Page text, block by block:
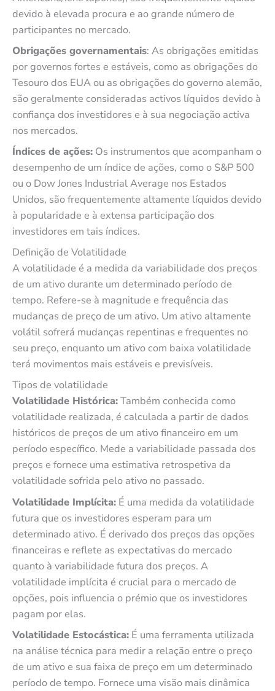
devido à elevada procura e ao grande número de
participantes no mercado.
Obrigações governamentais: As obrigações emitidas
por governos fortes e estáveis, como as obrigações do
Tesouro dos EUA ou as obrigações do governo alemão,
são geralmente consideradas activos líquidos devido à
confiança dos investidores e à sua negociação activa
nos mercados.
Índices de ações: Os instrumentos que acompanham o
desempenho de um índice de ações, como o S&P 500
ou o Dow Jones Industrial Average nos Estados
Unidos, são frequentemente altamente líquidos devido
à popularidade e à extensa participação dos
investidores em tais índices.
Definição de Volatilidade
A volatilidade é a medida da variabilidade dos preços
de um ativo durante um determinado período de
tempo. Refere-se à magnitude e frequência das
mudanças de preço de um ativo. Um ativo altamente
volátil sofrerá mudanças repentinas e frequentes no
seu preço, enquanto um ativo com baixa volatilidade
terá movimentos mais estáveis ​​e previsíveis.
Tipos de volatilidade
Volatilidade Histórica:Também conhecida como
volatilidade realizada, é calculada a partir de dados
históricos de preços de um ativo financeiro em um
período específico. Mede a variabilidade passada dos
preços e fornece uma estimativa retrospetiva da
volatilidade sofrida pelo ativo no passado.
Volatilidade Implícita: É uma medida da volatilidade
futura que os investidores esperam para um
determinado ativo. É derivado dos preços das opções
financeiras e reflete as expectativas do mercado
quanto à variabilidade futura dos preços. A
volatilidade implícita é crucial para o mercado de
opções, pois influencia o prémio que os investidores
pagam por elas.
Volatilidade Estocástica: É uma ferramenta utilizada
na análise técnica para medir a relação entre o preço
de um ativo e sua faixa de preço em um determinado
período de tempo. Fornece uma visão mais dinâmica